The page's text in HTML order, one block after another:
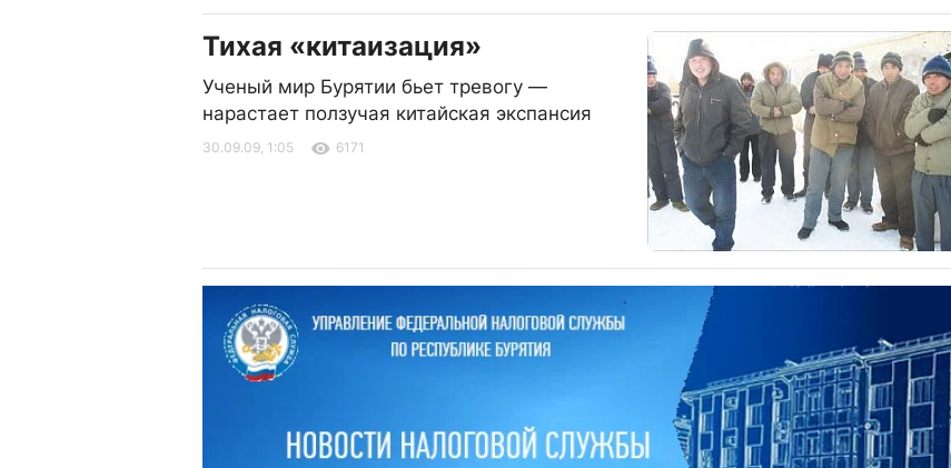
Тихая «китаизация»
Ученый мир Бурятии бьет тревогу —
нарастает ползучая китайская экспансия
30.09.09, 1:05 6171